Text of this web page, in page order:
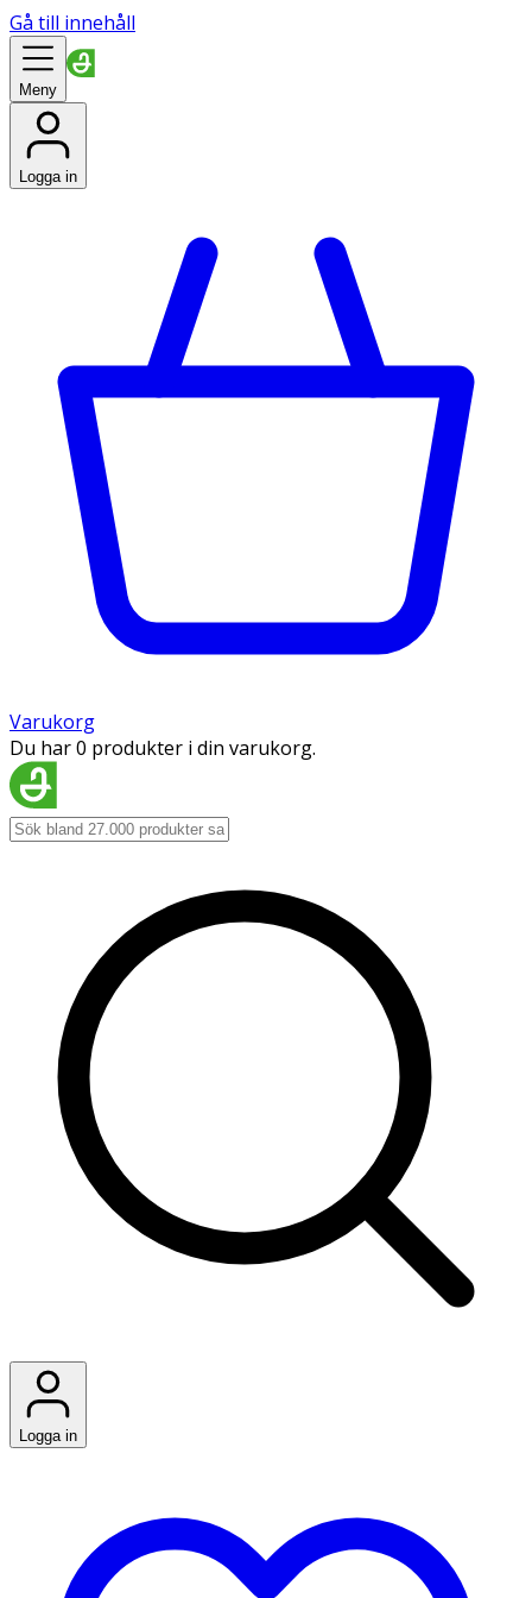
Gå till innehåll
Meny
Logga in
Varukorg
Du har 0 produkter i din varukorg.
Logga in